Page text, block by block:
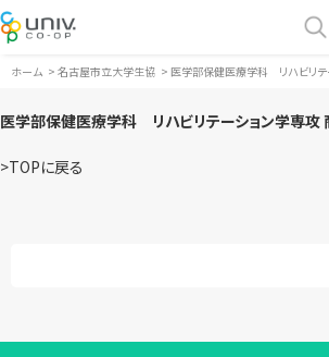
ホーム > 名古屋市立大学生協 > 医学部保健医療学科 リハビリテ
医学部保健医療学科 リハビリテーション学専攻
>TOPに戻る